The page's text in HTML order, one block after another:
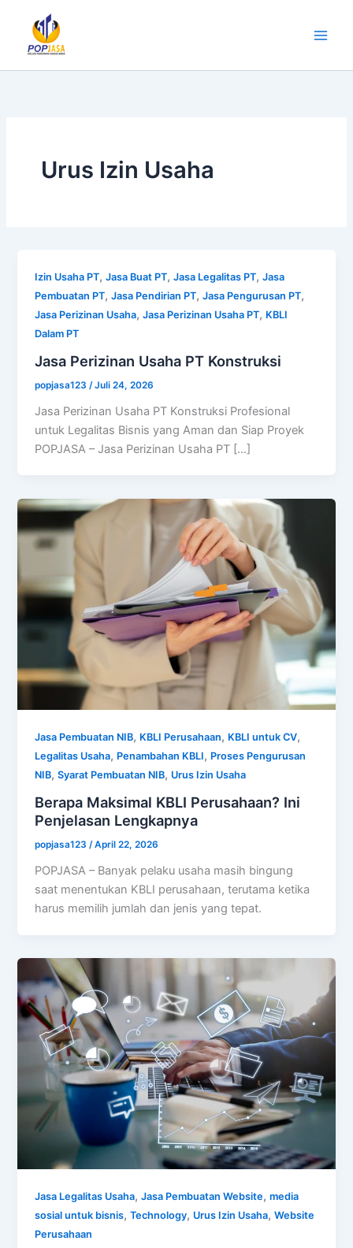
konten
Urus Izin Usaha
Izin Usaha PT,Jasa Buat PT,Jasa Legalitas PT,Jasa
Pembuatan PT,Jasa Pendirian PT,Jasa Pengurusan PT,
Jasa Perizinan Usaha,Jasa Perizinan Usaha PT, KBLI
Dalam PT
Jasa Perizinan Usaha PT Konstruksi
popjasa123 /Juli 24, 2026
Jasa Perizinan Usaha PT Konstruksi Profesional
untuk Legalitas Bisnis yang Aman dan Siap Proyek
POPJASA – Jasa Perizinan Usaha PT […]
Jasa Pembuatan NIB, KBLI Perusahaan, KBLI untuk CV,
Legalitas Usaha, Penambahan KBLI, Proses Pengurusan
NIB,Syarat Pembuatan NIB, Urus Izin Usaha
Berapa Maksimal KBLI Perusahaan? Ini
Penjelasan Lengkapnya
popjasa123 /April 22, 2026
POPJASA – Banyak pelaku usaha masih bingung
saat menentukan KBLI perusahaan, terutama ketika
harus memilih jumlah dan jenis yang tepat.
Jasa Legalitas Usaha,Jasa Pembuatan Website,media
sosial untuk bisnis,Technology, Urus Izin Usaha,Website
Perusahaan